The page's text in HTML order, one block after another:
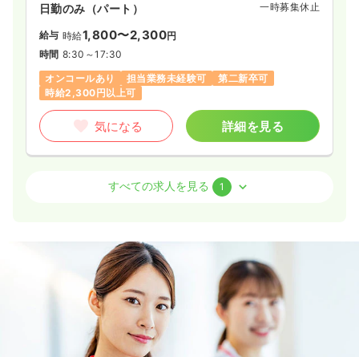
日勤のみ（パート） 一時募集休止
給与 時給1,800〜2,300円
時間 8:30～17:30
オンコールあり
担当業務未経験可
第二新卒可
時給2,300円以上可
気になる 詳細を見る
正看護師 / 管理職
36.5〜39.6万円/月
8:30～17:30
4週8休以上
月給39万円以上可
気になる 詳細を見る
すべての求人を見る 1